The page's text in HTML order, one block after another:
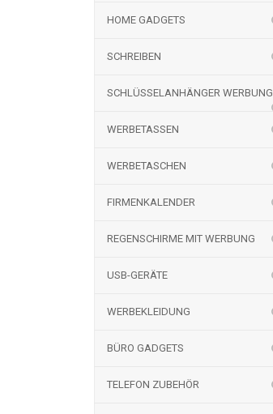
HOME GADGETS
SCHREIBEN
SCHLÜSSELANHÄNGER WERBUNG
WERBETASSEN
WERBETASCHEN
FIRMENKALENDER
REGENSCHIRME MIT WERBUNG
USB-GERÄTE
WERBEKLEIDUNG
BÜRO GADGETS
TELEFON ZUBEHÖR